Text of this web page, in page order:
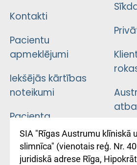
Kontakti
Pacientu
apmeklējumi
Iekšējās kārtības
noteikumi
Pacienta
atsauksmju/sūdzību
iesniegšanas
kārtība
SIA "Rīgas Austrumu klīniskā
slimnīca" (vienotais reģ. Nr.
juridiskā adrese Rīga,